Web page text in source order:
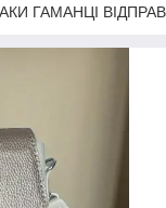
ГАМАНЦІ